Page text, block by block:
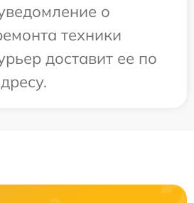
о
техники
доставит ее по